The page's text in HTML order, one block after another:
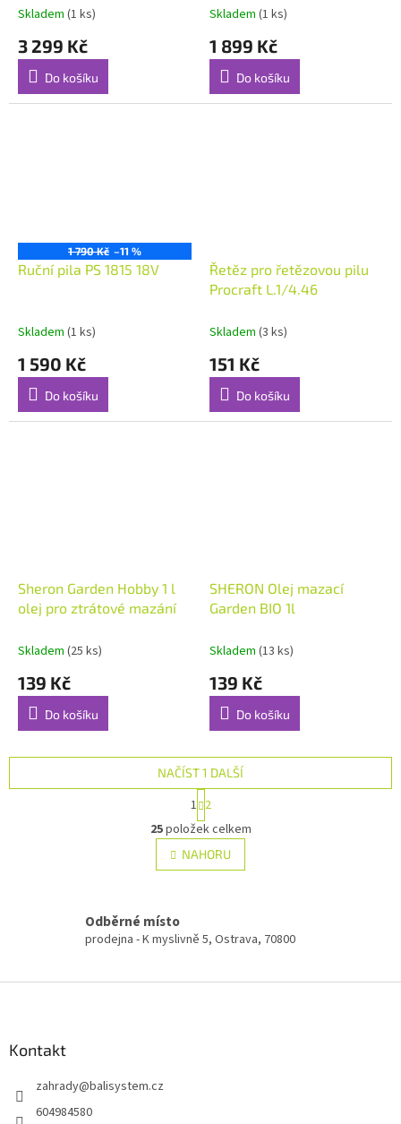
4Ah baterie + nabíječka
Skladem (1 ks)
3 299 Kč
Do košíku
Skladem (1 ks)
1 899 Kč
Do košíku
1 790 Kč –11 %
Ruční pila PS 1815 18V
Skladem (1 ks)
1 590 Kč
Do košíku
Řetěz pro řetězovou pilu
Procraft L.1/4.46
Skladem (3 ks)
151 Kč
Do košíku
Sheron Garden Hobby 1 l
olej pro ztrátové mazání
Skladem (25 ks)
139 Kč
Do košíku
SHERON Olej mazací
Garden BIO 1l
Skladem (13 ks)
139 Kč
Do košíku
O
v
l
á
í
NAČÍST 1 DALŠÍ
t
r
á
n
k
n
í
1 2
25položek celkem
NAHORU
Odběrné místo
prodejna - K myslivně 5, Ostrava, 70800
Kontakt
zahrady@balisystem.cz
604984580